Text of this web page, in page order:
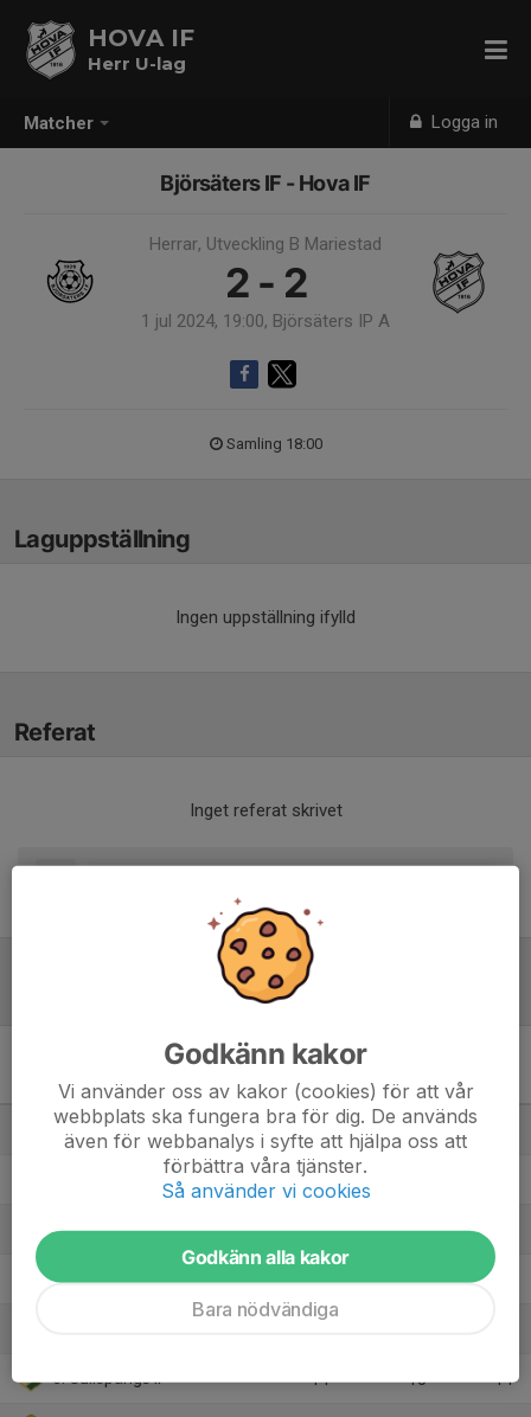
Matcher Logga in
HOVA IF
Herr U-lag
Björsäters IF - Hova IF
Herrar, Utveckling B Mariestad
2 - 2
1 jul 2024, 19:00, Björsäters IP A
Samling 18:00
Laguppställning
Ingen uppställning ifylld
Referat
Inget referat skrivet
Herrar, Utveckling B
Mariestad
M +/-
1. Jula BK
3. Hova/Weimer 14 5
4. Mariestads BK 14 7
6. Gullspångs IF 14 -15 14
Godkänn kakor
Vi använder oss av kakor (cookies) för att vår
webbplats ska fungera bra för dig. De används
även för webbanalys i syfte att hjälpa oss att
förbättra våra tjänster.
Så använder vi cookies
Godkänn alla kakor
Bara nödvändiga